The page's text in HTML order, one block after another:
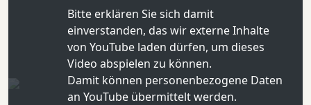
Bitte erklären Sie sich damit
einverstanden, das wir externe Inhalte
von YouTube laden dürfen, um dieses
Video abspielen zu können.
Damit können personenbezogene Daten
an YouTube übermittelt werden.